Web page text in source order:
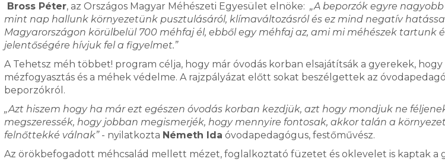
Bross Péter, az Országos Magyar Méhészeti Egyesület elnöke: „A beporzók egyre
mint nap hallunk környezetünk pusztulásáról, klímaváltozásról és ez mind negatív
Magyarországon körülbelül 700 méhfaj él, ebből egy méhfaj az, ami mi méhészek tartunk
jelentőségére hívjuk fel a figyelmet.”
A Tehetsz méh többet! program célja, hogy már óvodás korban elsajátítsák a gyerekek,
mézfogyasztás és a méhek védelme. A rajzpályázat előtt sokat beszélgettek az
beporzókról.
„Azt hiszem hogy ha már ezt egészen óvodás korban kezdjük, azt hogy mondjuk ne
megszeressék, hogy jobban megismerjék, hogy mennyire fontosak, akkor talán a
felnőttekké válnak”- nyilatkozta Németh Ida óvodapedagógus, festőművész.
Az örökbefogadott méhcsalád mellett mézet, foglalkoztató füzetet és oklevelet is kaptak a